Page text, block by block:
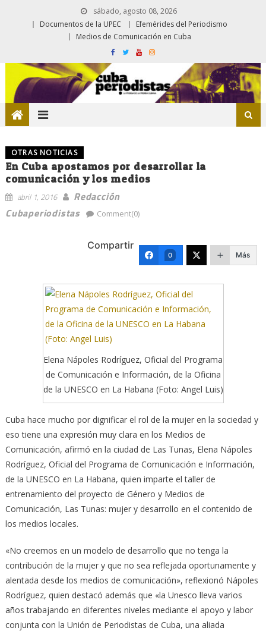
sábado, agosto 08, 2026
Documentos de la UPEC
Efemérides del Periodismo
Medios de Comunicación en Cuba
OTRAS NOTICIAS
En Cuba apostamos por desarrollar la
comunicación y los medios
abril 1, 2016
Redacción
Cubaperiodistas
Comment(0)
Compartir
0 Más
Elena Nápoles Rodríguez, Oficial del Programa
de Comunicación e Información, de la Oficina
de la UNESCO en La Habana (Foto: Angel Luis)
Cuba hace mucho por dignificar el rol de la mujer en la sociedad y
eso tiene una expresión muy clara en los Medios de
Comunicación, afirmó en la ciudad de Las Tunas, Elena Nápoles
Rodríguez, Oficial del Programa de Comunicación e Información,
de la UNESCO en La Habana, quien imparte el taller de
entrenamiento del proyecto de Género y Medios de
Comunicación, Las Tunas: mujer y desarrollo en el contenido de
los medios locales.
«No creemos en un modelo de desarrollo que no tenga la
contribución de la mujer y que no sea reflejada oportunamente y
alentada desde los medios de comunicación», reflexionó Nápoles
Rodríguez, quien destacó además que «la Unesco lleva varios
años trabajando en diferentes niveles mediante el apoyo y labor
conjunta con la Unión de Periodistas de Cuba, una aliada